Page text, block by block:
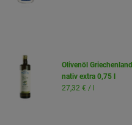
ändern
Olivenöl Griechenland
nativ extra 0,75 l
27,32 € /